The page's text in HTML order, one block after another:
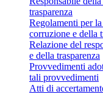
trasparenza
Regolamenti per
corruzione e della
Relazione del
e della trasparenza
Provvedimenti
tali provvedimenti
Atti di